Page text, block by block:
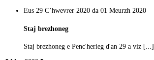
Eus 29 Cʼhwevrer 2020 da 01 Meurzh 2020
Staj brezhoneg
Staj brezhoneg e Penc'herieg d'an 29 a viz [...]